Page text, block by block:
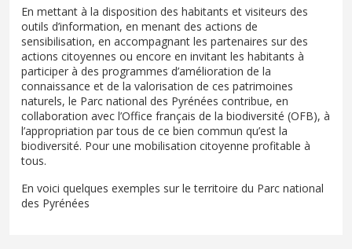
En mettant à la disposition des habitants et visiteurs des
outils d’information, en menant des actions de
sensibilisation, en accompagnant les partenaires sur des
actions citoyennes ou encore en invitant les habitants à
participer à des programmes d’amélioration de la
connaissance et de la valorisation de ces patrimoines
naturels, le Parc national des Pyrénées contribue, en
collaboration avec l’Office français de la biodiversité (OFB), à
l’appropriation par tous de ce bien commun qu’est la
biodiversité. Pour une mobilisation citoyenne profitable à
tous.
En voici quelques exemples sur le territoire du Parc national
des Pyrénées